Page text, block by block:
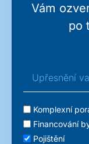
Vám
po
Upřesnění
Komplexní
Financování
Pojištění